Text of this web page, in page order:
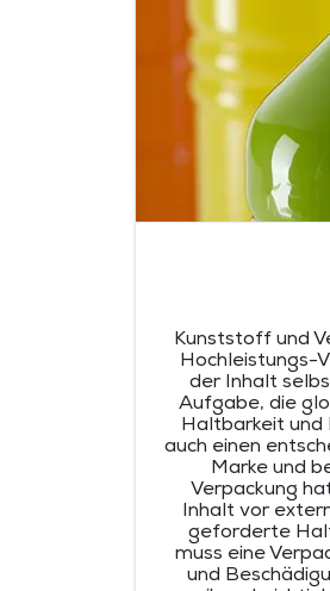
Kunststoff und
Hochleistungs-
der Inhalt
Aufgabe, die
Haltbarkeit und
auch einen
Marke und
Verpackung
Inhalt vor
geforderte
muss eine
und